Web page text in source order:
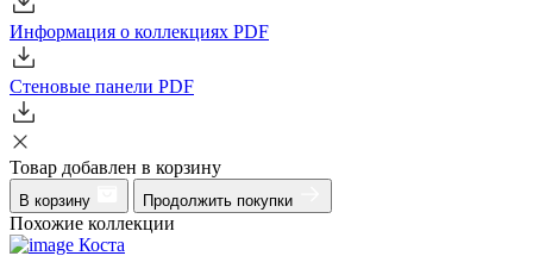
Информация о коллекциях PDF
Стеновые панели PDF
Товар добавлен в корзину
В корзину Продолжить покупки
Похожие коллекции
Коста